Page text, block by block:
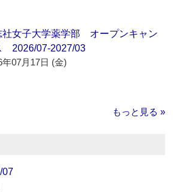
社女子大学薬学部 オープンキャン
2026/07-2027/03
年07月17日 (金)
もっと見る »
07